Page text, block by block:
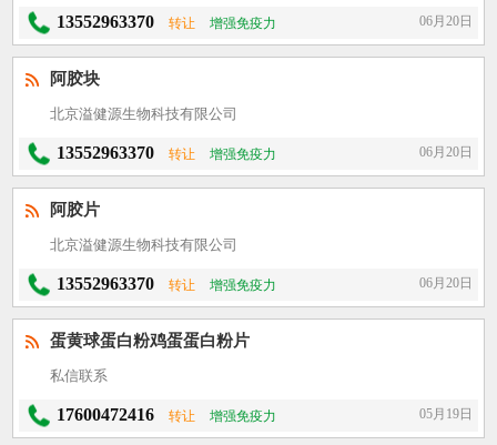
13552963370 转让 增强免疫力 06月20日
阿胶块
北京溢健源生物科技有限公司
13552963370 转让 增强免疫力 06月20日
阿胶片
北京溢健源生物科技有限公司
13552963370 转让 增强免疫力 06月20日
蛋黄球蛋白粉鸡蛋蛋白粉片
私信联系
17600472416 转让 增强免疫力 05月19日